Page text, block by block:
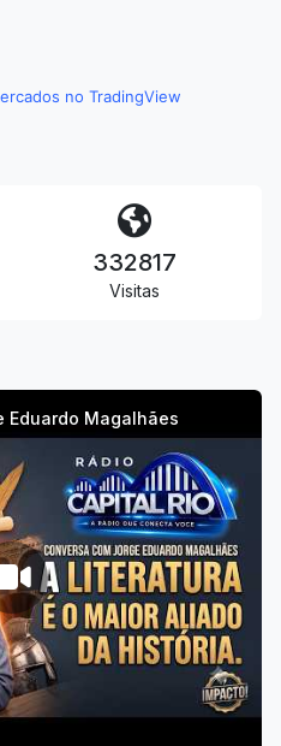
no TradingView
332817
Visitas
Eduardo Magalhães